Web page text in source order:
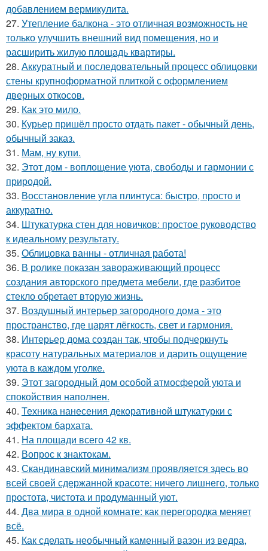
добавлением вермикулита.
27. Утепление балкона - это отличная возможность не
только улучшить внешний вид помещения, но и
расширить жилую площадь квартиры.
28. Аккуратный и последовательный процесс облицовки
стены крупноформатной плиткой с оформлением
дверных откосов.
29. Как это мило.
30. Курьер пришёл просто отдать пакет - обычный день,
обычный заказ.
31. Мам, ну купи.
32. Этот дом - воплощение уюта, свободы и гармонии с
природой.
33. Восстановление угла плинтуса: быстро, просто и
аккуратно.
34. Штукатурка стен для новичков: простое руководство
к идеальному результату.
35. Облицовка ванны - отличная работа!
36. В ролике показан завораживающий процесс
создания авторского предмета мебели, где разбитое
стекло обретает вторую жизнь.
37. Воздушный интерьер загородного дома - это
пространство, где царят лёгкость, свет и гармония.
38. Интерьер дома создан так, чтобы подчеркнуть
красоту натуральных материалов и дарить ощущение
уюта в каждом уголке.
39. Этот загородный дом особой атмосферой уюта и
спокойствия наполнен.
40. Техника нанесения декоративной штукатурки с
эффектом бархата.
41. На площади всего 42 кв.
42. Вопрос к знактокам.
43. Скандинавский минимализм проявляется здесь во
всей своей сдержанной красоте: ничего лишнего, только
простота, чистота и продуманный уют.
44. Два мира в одной комнате: как перегородка меняет
всё.
45. Как сделать необычный каменный вазон из ведра,